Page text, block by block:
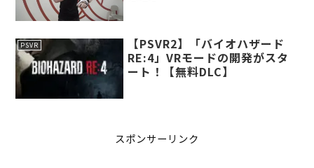
PSVR
【PSVR2】「バイオハザード
RE:4」VRモードの開発がスタ
ート！【無料DLC】
スポンサーリンク